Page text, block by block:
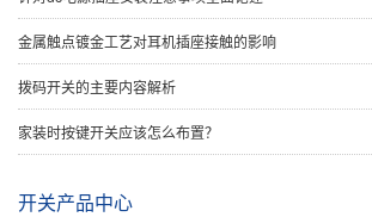
金属触点镀金工艺对耳机插座接触的影响
拨码开关的主要内容解析
家装时按键开关应该怎么布置？
开关产品中心